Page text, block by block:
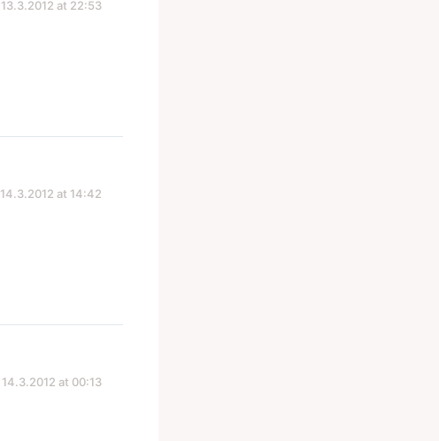
13.3.2012 at 22:53
14.3.2012 at 14:42
14.3.2012 at 00:13